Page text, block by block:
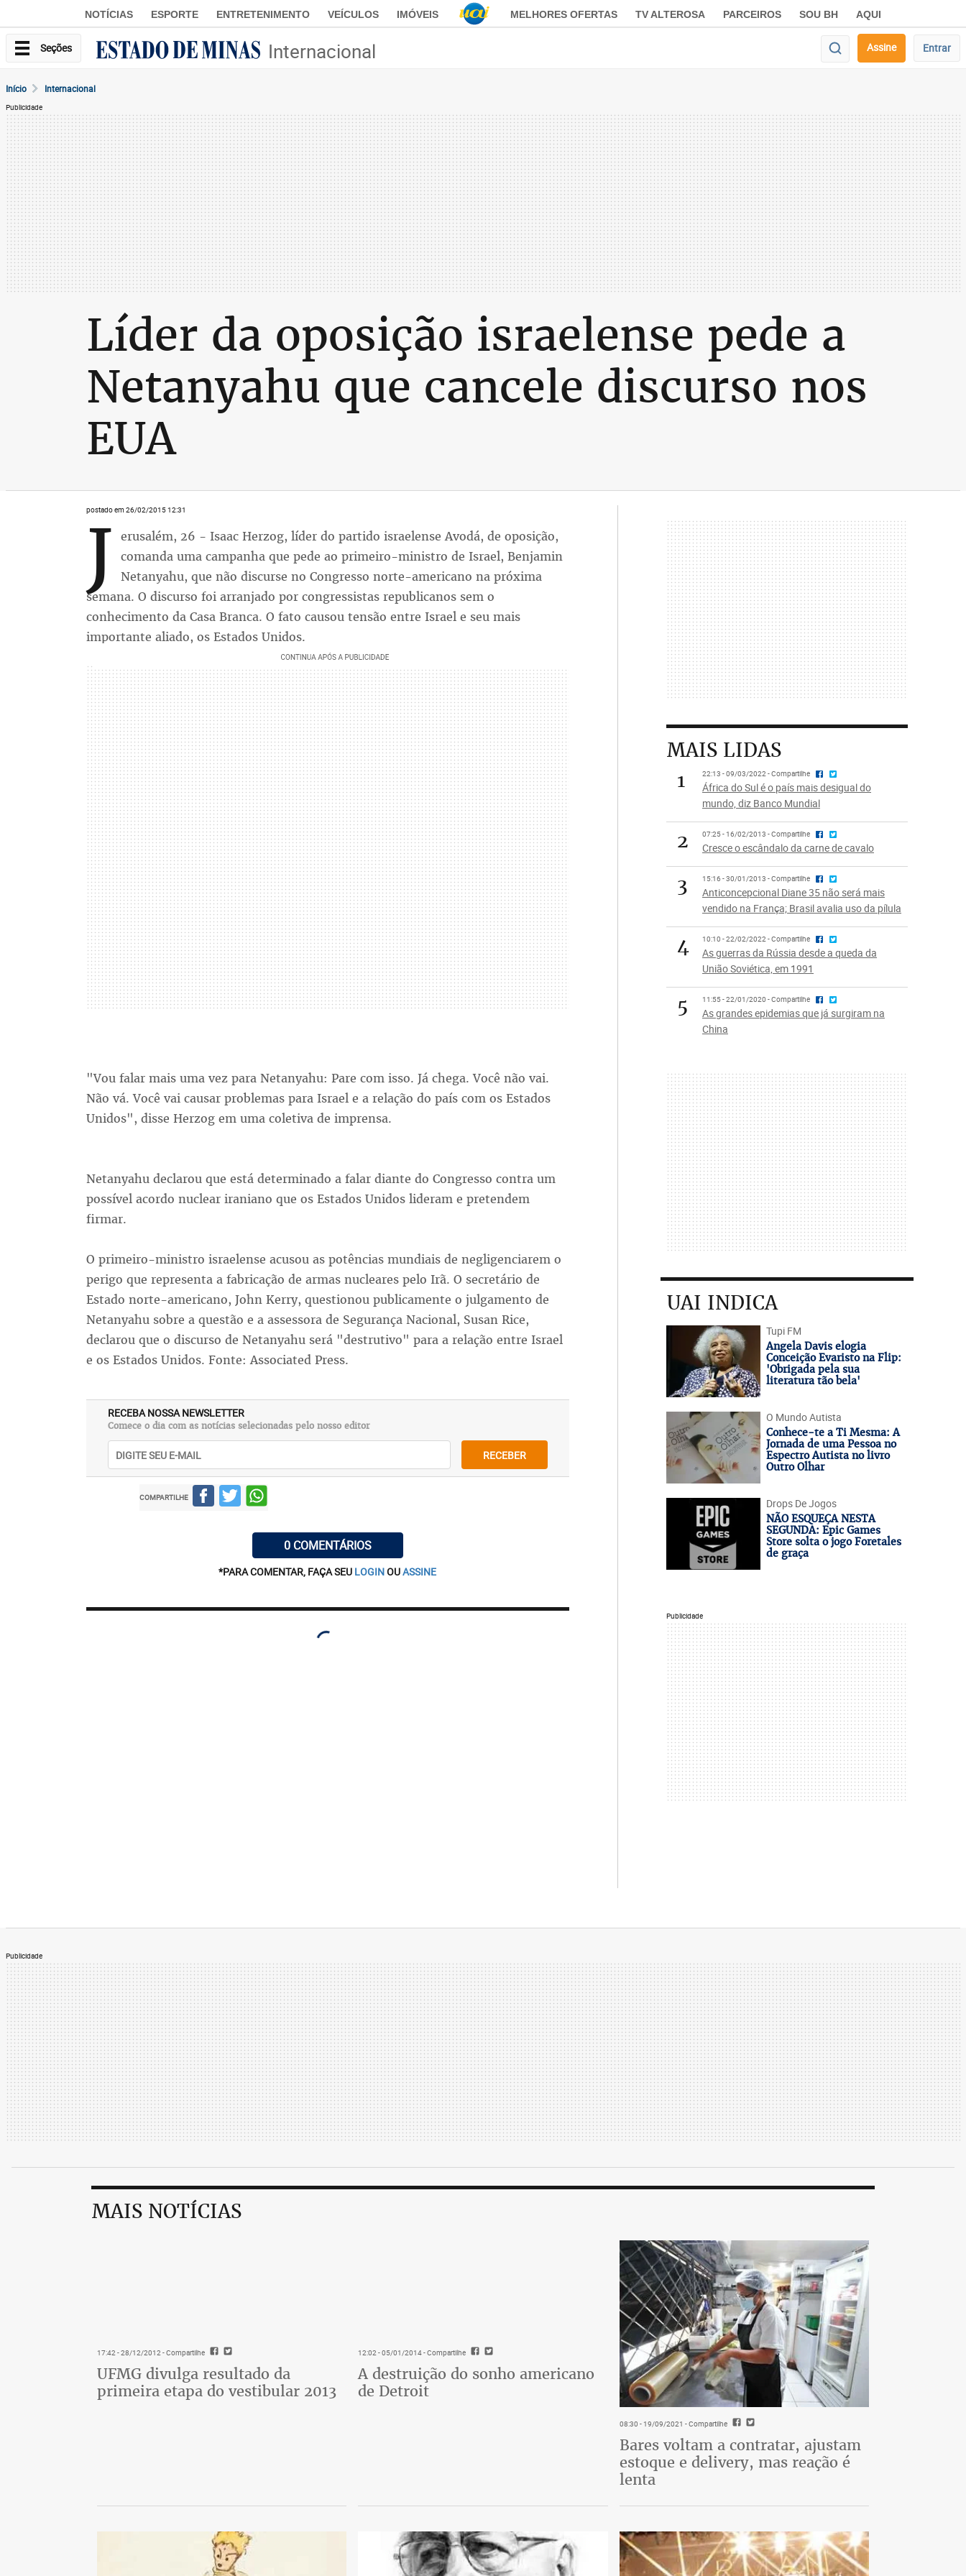
NOTÍCIAS ESPORTE ENTRETENIMENTO VEÍCULOS IMÓVEIS MELHORES OFERTAS TV ALTEROSA PARCEIROS SOU BH AQUI
Seções Internacional Assine Entrar
Início Internacional
Publicidade
Líder da oposição israelense pede a
Netanyahu que cancele discurso nos
EUA
postado em 26/02/2015 12:31
J erusalém, 26 - Isaac Herzog, líder do partido israelense Avodá, de oposição,
comanda uma campanha que pede ao primeiro-ministro de Israel, Benjamin
Netanyahu, que não discurse no Congresso norte-americano na próxima
semana. O discurso foi arranjado por congressistas republicanos sem o
conhecimento da Casa Branca. O fato causou tensão entre Israel e seu mais
importante aliado, os Estados Unidos.
"Vou falar mais uma vez para Netanyahu: Pare com isso. Já chega. Você não vai.
Não vá. Você vai causar problemas para Israel e a relação do país com os Estados
Unidos", disse Herzog em uma coletiva de imprensa.
Netanyahu declarou que está determinado a falar diante do Congresso contra um
possível acordo nuclear iraniano que os Estados Unidos lideram e pretendem
firmar.
O primeiro-ministro israelense acusou as potências mundiais de negligenciarem o
perigo que representa a fabricação de armas nucleares pelo Irã. O secretário de
Estado norte-americano, John Kerry, questionou publicamente o julgamento de
Netanyahu sobre a questão e a assessora de Segurança Nacional, Susan Rice,
declarou que o discurso de Netanyahu será "destrutivo" para a relação entre Israel
e os Estados Unidos. Fonte: Associated Press.
RECEBA NOSSA NEWSLETTER
Comece o dia com as notícias selecionadas pelo nosso editor
RECEBER
COMPARTILHE
0 COMENTÁRIOS
*PARA COMENTAR, FAÇA SEU LOGINOUASSINE
MAIS LIDAS
1
22:13 - 09/03/2022 - Compartilhe
África do Sul é o país mais desigual do
mundo, diz Banco Mundial
2 07:25 - 16/02/2013 - Compartilhe
Cresce o escândalo da carne de cavalo
3 15:16 - 30/01/2013 - Compartilhe
Anticoncepcional Diane 35 não será mais
vendido na França; Brasil avalia uso da pílula
4 10:10 - 22/02/2022 - Compartilhe
As guerras da Rússia desde a queda da
União Soviética, em 1991
5 11:55 - 22/01/2020 - Compartilhe
As grandes epidemias que já surgiram na
China
UAI INDICA
Tupi FM
Angela Davis elogia
Conceição Evaristo na Flip:
'Obrigada pela sua
literatura tão bela'
O Mundo Autista
Conhece-te a Ti Mesma: A
Jornada de uma Pessoa no
Espectro Autista no livro
Outro Olhar
Drops De Jogos
NÃO ESQUEÇA NESTA
SEGUNDA: Epic Games
Store solta o jogo Foretales
de graça
Publicidade
Publicidade
MAIS NOTÍCIAS
17:42 - 28/12/2012 - Compartilhe
UFMG divulga resultado da
primeira etapa do vestibular 2013
12:02 - 05/01/2014- Compartilhe
A destruição do sonho americano
de Detroit
08:30 - 19/09/2021 - Compartilhe
Bares voltam a contratar, ajustam
estoque e delivery, mas reação é
lenta